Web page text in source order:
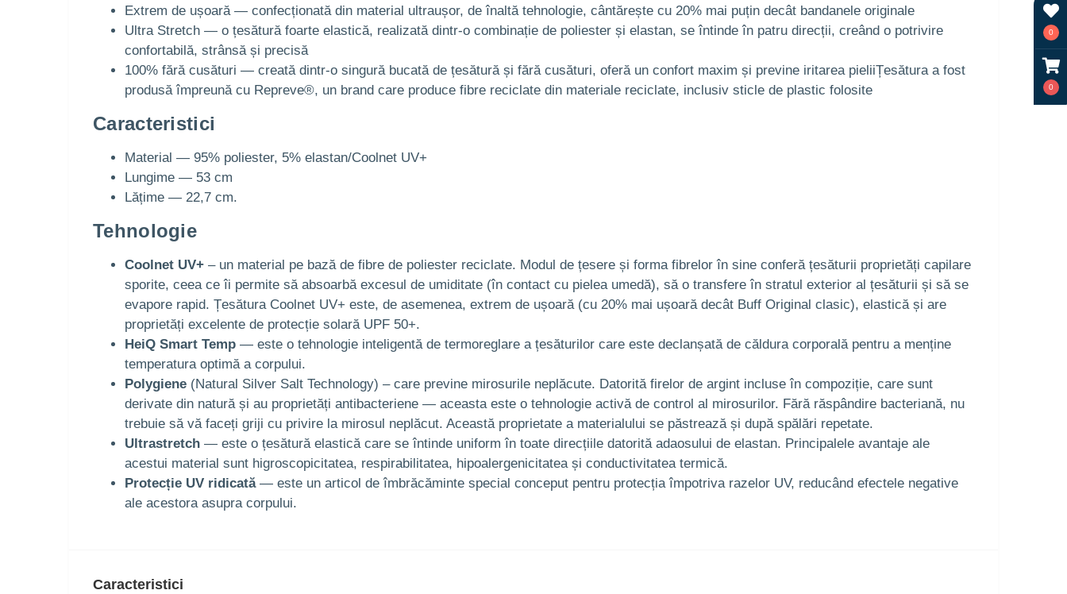
0
0
Extrem de ușoară — confecționată din material ultraușor, de înaltă tehnologie, cântărește cu 20% mai puțin decât bandanele originale
Ultra Stretch — o țesătură foarte elastică, realizată dintr-o combinație de poliester și elastan, se întinde în patru direcții, creând o potrivire
confortabilă, strânsă și precisă
100% fără cusături — creată dintr-o singură bucată de țesătură și fără cusături, oferă un confort maxim și previne iritarea pieliiȚesătura a fost
produsă împreună cu Repreve®, un brand care produce fibre reciclate din materiale reciclate, inclusiv sticle de plastic folosite
Caracteristici
Material — 95% poliester, 5% elastan/Coolnet UV+
Lungime — 53 cm
Lățime — 22,7 cm.
Tehnologie
Coolnet UV+ – un material pe bază de fibre de poliester reciclate. Modul de țesere și forma fibrelor în sine conferă țesăturii proprietăți capilare
sporite, ceea ce îi permite să absoarbă excesul de umiditate (în contact cu pielea umedă), să o transfere în stratul exterior al țesăturii și să se
evapore rapid. Țesătura Coolnet UV+ este, de asemenea, extrem de ușoară (cu 20% mai ușoară decât Buff Original clasic), elastică și are
proprietăți excelente de protecție solară UPF 50+.
HeiQ Smart Temp — este o tehnologie inteligentă de termoreglare a țesăturilor care este declanșată de căldura corporală pentru a menține
temperatura optimă a corpului.
Polygiene (Natural Silver Salt Technology) – care previne mirosurile neplăcute. Datorită firelor de argint incluse în compoziție, care sunt
derivate din natură și au proprietăți antibacteriene — aceasta este o tehnologie activă de control al mirosurilor. Fără răspândire bacteriană, nu
trebuie să vă faceți griji cu privire la mirosul neplăcut. Această proprietate a materialului se păstrează și după spălări repetate.
Ultrastretch — este o țesătură elastică care se întinde uniform în toate direcțiile datorită adaosului de elastan. Principalele avantaje ale
acestui material sunt higroscopicitatea, respirabilitatea, hipoalergenicitatea și conductivitatea termică.
Protecție UV ridicată— este un articol de îmbrăcăminte special conceput pentru protecția împotriva razelor UV, reducând efectele negative
ale acestora asupra corpului.
Caracteristici